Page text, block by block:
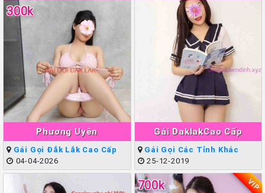
Phương Uyên
300k
Gái Gọi Đắk Lắk Cao Cấp
04-04-2026
Gái DaklakCao Cấp
Gái Gọi Các Tỉnh Khác
25-12-2019
700k VIP